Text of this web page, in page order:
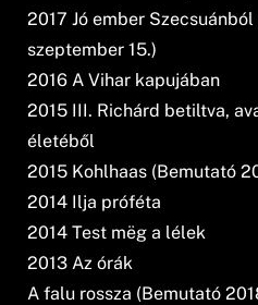
2017 Jó ember
szeptember 15.)
2016 A Vihar kapujában
2015 III. Richárd betiltva,
életéből
2015 Kohlhaas (Bemutató
2014 Ilja próféta
2014 Test mëg a lélek
2013 Az órák
A falu rossza (Bemutató